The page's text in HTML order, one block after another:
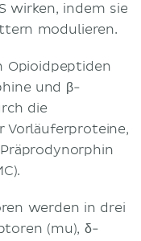
wirken, indem sie
modulieren.
Opioidpeptiden
und β-
die
Vorläuferproteine,
werden in drei
(mu), δ-